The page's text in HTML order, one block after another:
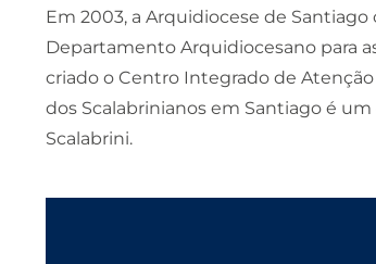
Em 2003, a Arquidiocese de
Departamento Arquidiocesano para
criado o Centro Integrado de
dos Scalabrinianos em Santiago é
Scalabrini.​